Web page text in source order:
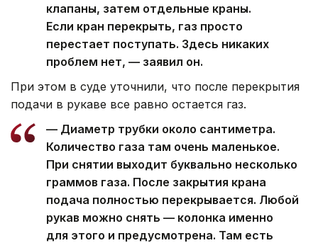
клапаны, затем отдельные краны.
Если кран перекрыть, газ просто
перестает поступать. Здесь никаких
проблем нет, — заявил он.
При этом в суде уточнили, что после перекрытия
подачи в рукаве все равно остается газ.
— Диаметр трубки около сантиметра.
Количество газа там очень маленькое.
При снятии выходит буквально несколько
граммов газа. После закрытия крана
подача полностью перекрывается. Любой
рукав можно снять — колонка именно
для этого и предусмотрена. Там есть